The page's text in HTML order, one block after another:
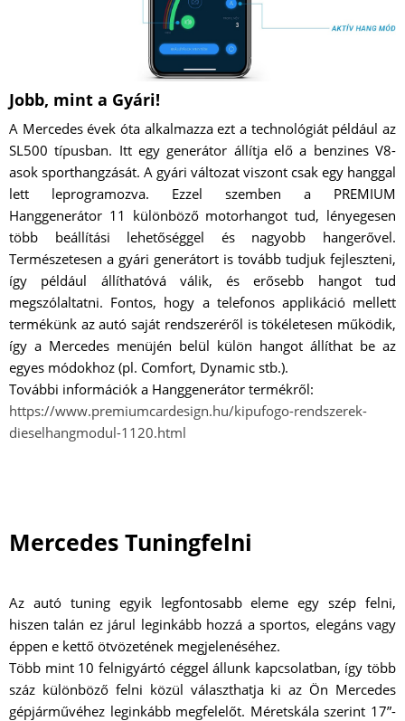
Jobb, mint a Gyári!
A Mercedes évek óta alkalmazza ezt a technológiát például az
SL500 típusban. Itt egy generátor állítja elő a benzines V8-
asok sporthangzását. A gyári változat viszont csak egy hanggal
lett leprogramozva. Ezzel szemben a PREMIUM
Hanggenerátor 11 különböző motorhangot tud, lényegesen
több beállítási lehetőséggel és nagyobb hangerővel.
Természetesen a gyári generátort is tovább tudjuk fejleszteni,
így például állíthatóvá válik, és erősebb hangot tud
megszólaltatni. Fontos, hogy a telefonos applikáció mellett
termékünk az autó saját rendszeréről is tökéletesen működik,
így a Mercedes menüjén belül külön hangot állíthat be az
egyes módokhoz (pl. Comfort, Dynamic stb.).
További információk a Hanggenerátor termékről:
https://www.premiumcardesign.hu/kipufogo-rendszerek-
dieselhangmodul-1120.html
Mercedes Tuningfelni
Az autó tuning egyik legfontosabb eleme egy szép felni,
hiszen talán ez járul leginkább hozzá a sportos, elegáns vagy
éppen e kettő ötvözetének megjelenéséhez.
Több mint 10 felnigyártó céggel állunk kapcsolatban, így több
száz különböző felni közül választhatja ki az Ön Mercedes
gépjárművéhez leginkább megfelelőt. Méretskála szerint 17”-